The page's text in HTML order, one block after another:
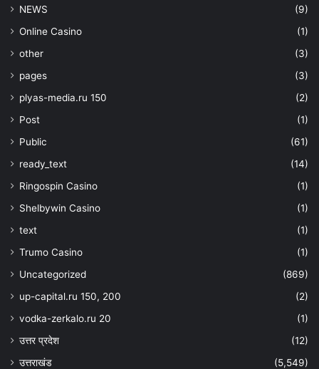
NEWS
(9)
Online Casino
(1)
other
(3)
pages
(3)
plyas-media.ru 150
(2)
Post
(1)
Public
(61)
ready_text
(14)
Ringospin Casino
(1)
Shelbywin Casino
(1)
text
(1)
Trumo Casino
(1)
Uncategorized
(869)
up-capital.ru 150, 200
(2)
vodka-zerkalo.ru 20
(1)
उत्तर प्रदेश
(12)
उत्तराखंड
(5,549)